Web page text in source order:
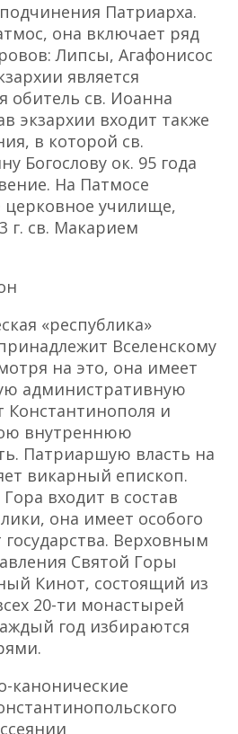
Патриарха.
она включает ряд
Липсы, Агафонисос
является
обитель св. Иоанна
экзархии входит также
в которой св.
Богослову ок. 95 года
На Патмосе
церковное училище,
г. св. Макарием
«республика»
Вселенскому
на это, она имеет
административную
Константинополя и
внутреннюю
Патриаршую власть на
викарный епископ.
входит в состав
она имеет особого
государства. Верховным
Святой Горы
Кинот, состоящий из
20-ти монастырей
год избираются
канонические